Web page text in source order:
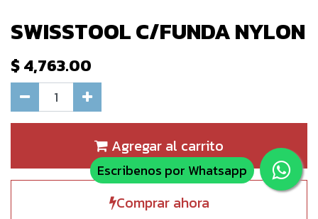
SWISSTOOL C/FUNDA NYLON
$4,763.00
Agregar al carrito
Comprar ahora
Escribenos por Whatsapp